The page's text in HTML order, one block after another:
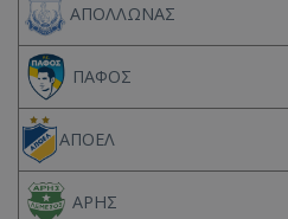
ΑΠΟΛΛΩΝΑΣ
ΠΑΦΟΣ
ΑΠΟΕΛ
ΑΡΗΣ